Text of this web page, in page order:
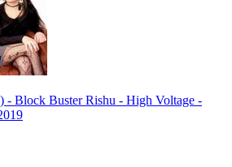
- Block Buster Rishu - High Voltage -